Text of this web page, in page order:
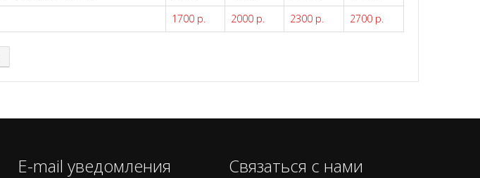
1700 р. 2000 р. 2300 р. 2700 р.
E-mail уведомления Связаться с нами